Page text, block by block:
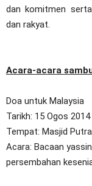
dan komitmen
dan rakyat.
Acara-acara
Doa untuk Malaysia
Tarikh: 15 Ogos 2014
Tempat: Masjid
Acara: Bacaan
persembahan